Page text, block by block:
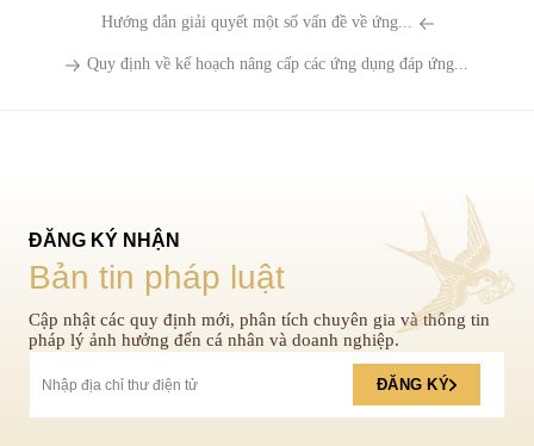
Hướng dẫn giải quyết một số vấn đề về ứng...
Quy định về kế hoạch nâng cấp các ứng dụng đáp ứng...
ĐĂNG KÝ NHẬN
Bản tin pháp luật
Cập nhật các quy định mới, phân tích chuyên gia và thông tin
pháp lý ảnh hưởng đến cá nhân và doanh nghiệp.
ĐĂNG KÝ